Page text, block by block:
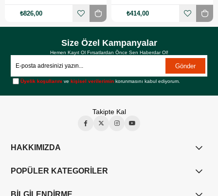
₺826,00 ₺414,00
Size Özel Kampanyalar
Hemen Kayıt Ol Fırsatlardan Önce Sen Haberdar Ol!
Gönder
Üyelik koşullarını vekişisel verilerimin korunmasını kabul ediyorum.
Takipte Kal
HAKKIMIZDA
POPÜLER KATEGORİLER
BİLGİLENDİRME